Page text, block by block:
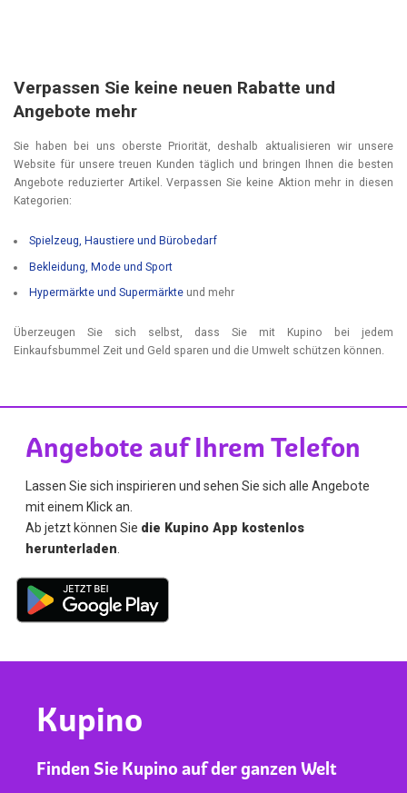
Verpassen Sie keine neuen Rabatte und
Angebote mehr
Sie haben bei uns oberste Priorität, deshalb aktualisieren wir unsere
Website für unsere treuen Kunden täglich und bringen Ihnen die besten
Angebote reduzierter Artikel. Verpassen Sie keine Aktion mehr in diesen
Kategorien:
Spielzeug, Haustiere und Bürobedarf
Bekleidung, Mode und Sport
Hypermärkte und Supermärkte und mehr
Überzeugen Sie sich selbst, dass Sie mit Kupino bei jedem
Einkaufsbummel Zeit und Geld sparen und die Umwelt schützen können.
Angebote auf Ihrem Telefon
Lassen Sie sich inspirieren und sehen Sie sich alle Angebote
mit einem Klick an.
Ab jetzt können Sie die Kupino App kostenlos
herunterladen
Kupino
Finden Sie Kupino auf der ganzen Welt